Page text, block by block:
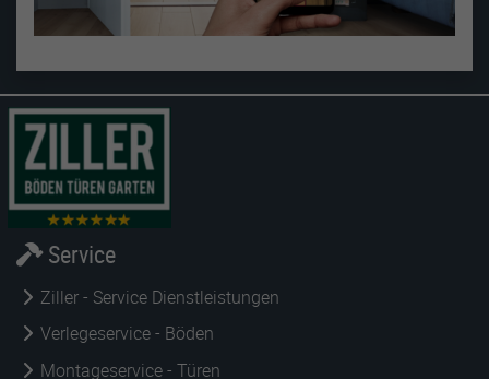
Service
Ziller - Service Dienstleistungen
Verlegeservice - Böden
Montageservice - Türen